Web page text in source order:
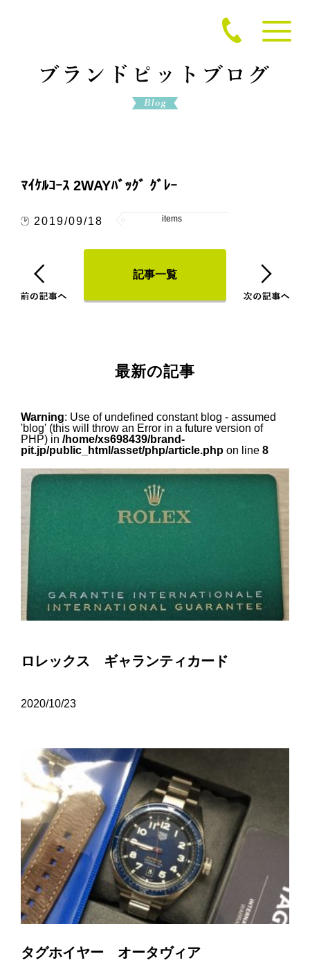
ﾏｲｹﾙｺｰｽ 2WAYﾊﾞｯｸﾞ ｸﾞﾚｰ
2019/09/18 items
記事一覧
最新の記事
Warning: Use of undefined constant blog - assumed
'blog' (this will throw an Error in a future version of
PHP) in /home/xs698439/brand-
pit.jp/public_html/asset/php/article.phpon line 8
ロレックス ギャランティカード
2020/10/23
タグホイヤー オータヴィア